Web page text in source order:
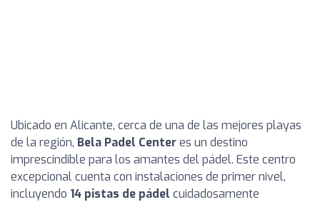
Ubicado en Alicante, cerca de una de las mejores playas
de la región, Bela Padel Centeres un destino
imprescindible para los amantes del pádel. Este centro
excepcional cuenta con instalaciones de primer nivel,
incluyendo 14 pistas de pádel cuidadosamente